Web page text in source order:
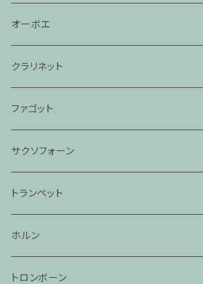
オーボエ
クラリネット
ファゴット
サクソフォーン
トランペット
ホルン
トロンボーン